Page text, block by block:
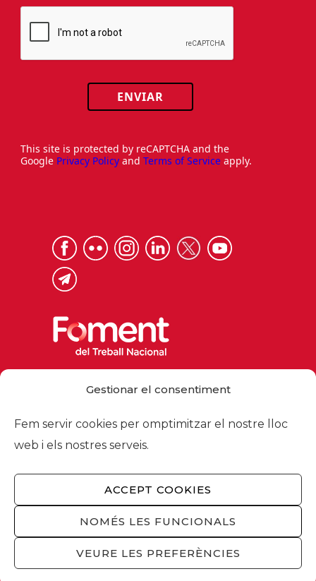
Gestionar el consentiment
Fem servir cookies per omptimitzar el nostre lloc
web i els nostres serveis.
ACCEPT COOKIES
NOMÉS LES FUNCIONALS
VEURE LES PREFERÈNCIES
ENVIAR
This site is protected by reCAPTCHA and the
Google Privacy Policy and Terms of Service apply.
foment@foment.com
© 2026 - Foment del Treball Nacional
Nosaltres
privacitat/ Política cookies/Privacitat
xarxes socials